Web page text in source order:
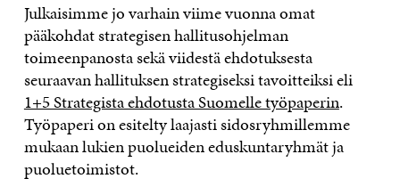
Julkaisimme jo varhain viime vuonna omat
pääkohdat strategisen hallitusohjelman
toimeenpanosta sekä viidestä ehdotuksesta
seuraavan hallituksen strategiseksi tavoitteiksi eli
1+5 Strategista ehdotusta Suomelle työpaperin.
Työpaperi on esitelty laajasti sidosryhmillemme
mukaan lukien puolueiden eduskuntaryhmät ja
puoluetoimistot.